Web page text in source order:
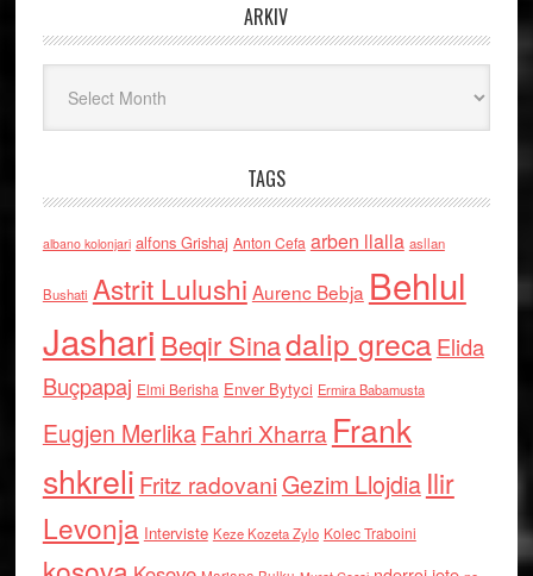
ARKIV
TAGS
albano kolonjari alfons Grishaj Anton Cefa arben llalla asllan
Bushati Astrit Lulushi Aurenc Bebja Behlul
Jashari Beqir Sinadalip grecaElida
Buçpapaj Elmi Berisha Enver Bytyci Ermira Babamusta
Eugjen MerlikaFahri Xharra Frank
shkreli Fritz radovaniGezim Llojdia Ilir
Levonja Interviste Keze Kozeta Zylo Kolec Traboini